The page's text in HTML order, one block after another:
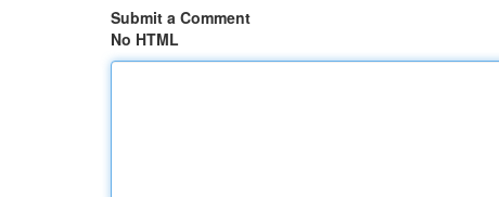
Submit a Comment
No HTML